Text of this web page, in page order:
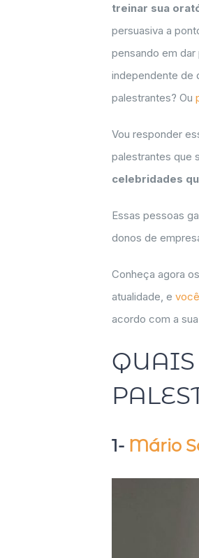
treinar sua
persuasiva a
pensando em
independente de
palestrantes? Ou
Vou responder
palestrantes que
celebridades
Essas pessoas
donos de
Conheça agora os
atualidade, e
acordo com a
QUAIS
1- Mário